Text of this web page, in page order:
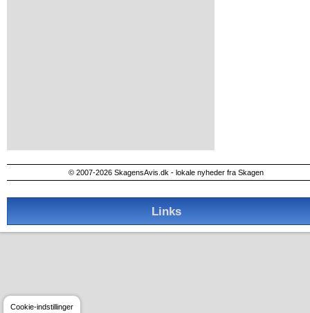
© 2007-2026 SkagensAvis.dk - lokale nyheder fra Skagen
Links
Cookie-indstillinger